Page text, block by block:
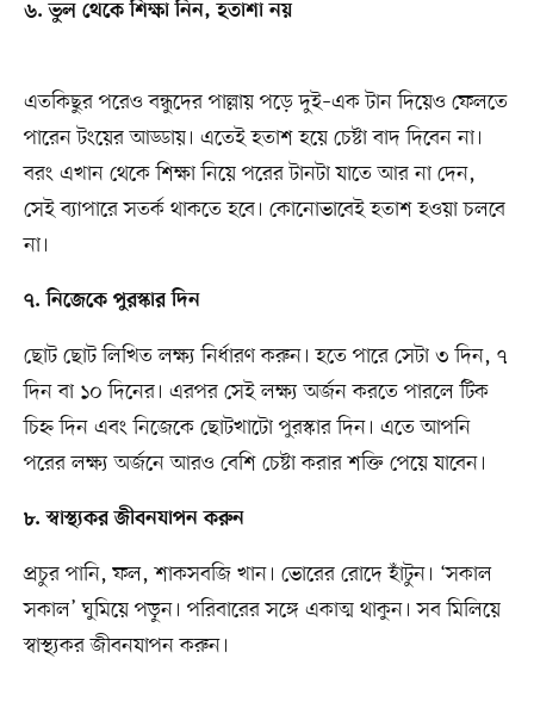
৬. ভুল থেকে শিক্ষা নিন, হতাশা নয়
এতকিছুর পরেও বন্ধুদের পাল্লায় পড়ে দুই–এক টান দিয়েও ফেলতে
পারেন টংয়ের আড্ডায়। এতেই হতাশ হয়ে চেষ্টা বাদ দিবেন না।
বরং এখান থেকে শিক্ষা নিয়ে পরের টানটা যাতে আর না দেন,
সেই ব্যাপারে সতর্ক থাকতে হবে। কোনোভাবেই হতাশ হওয়া চলবে
না।
৭. নিজেকে পুরস্কার দিন
ছোট ছোট লিখিত লক্ষ্য নির্ধারণ করুন। হতে পারে সেটা ৩ দিন, ৭
দিন বা ১০ দিনের। এরপর সেই লক্ষ্য অর্জন করতে পারলে টিক
চিহ্ন দিন এবং নিজেকে ছোটখাটো পুরস্কার দিন। এতে আপনি
পরের লক্ষ্য অর্জনে আরও বেশি চেষ্টা করার শক্তি পেয়ে যাবেন।
৮. স্বাস্থ্যকর জীবনযাপন করুন
প্রচুর পানি, ফল, শাকসবজি খান। ভোরের রোদে হাঁটুন। ‘সকাল
সকাল’ ঘুমিয়ে পড়ুন। পরিবারের সঙ্গে একাত্ম থাকুন। সব মিলিয়ে
স্বাস্থ্যকর জীবনযাপন করুন।